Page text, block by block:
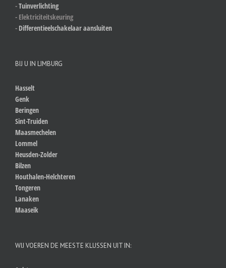
-Tuinverlichting
- Elektriciteitskeuring
- Differentieelschakelaar aansluiten
BIJ U IN LIMBURG
Hasselt
Genk
Beringen
Sint-Truiden
Maasmechelen
Lommel
Heusden-Zolder
Bilzen
Houthalen-Helchteren
Tongeren
Lanaken
Maaseik
WIJ VOEREN DE MEESTE KLUSSEN UIT IN: